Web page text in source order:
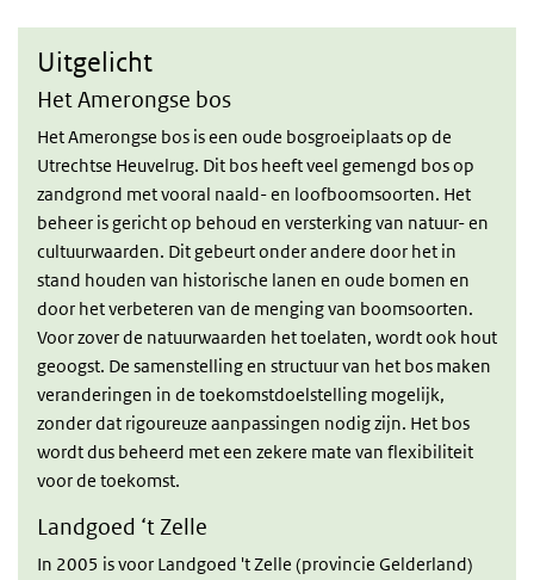
Uitgelicht
Het Amerongse bos
Het Amerongse bos is een oude bosgroeiplaats op de
Utrechtse Heuvelrug. Dit bos heeft veel gemengd bos op
zandgrond met vooral naald- en loofboomsoorten. Het
beheer is gericht op behoud en versterking van natuur- en
cultuurwaarden. Dit gebeurt onder andere door het in
stand houden van historische lanen en oude bomen en
door het verbeteren van de menging van boomsoorten.
Voor zover de natuurwaarden het toelaten, wordt ook hout
geoogst. De samenstelling en structuur van het bos maken
veranderingen in de toekomstdoelstelling mogelijk,
zonder dat rigoureuze aanpassingen nodig zijn. Het bos
wordt dus beheerd met een zekere mate van flexibiliteit
voor de toekomst.
Landgoed ‘t Zelle
In 2005 is voor Landgoed 't Zelle (provincie Gelderland)